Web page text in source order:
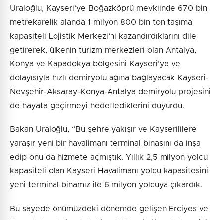
Uraloğlu, Kayseri’ye Boğazköprü mevkiinde 670 bin
metrekarelik alanda 1 milyon 800 bin ton taşıma
kapasiteli Lojistik Merkezi’ni kazandırdıklarını dile
getirerek, ülkenin turizm merkezleri olan Antalya,
Konya ve Kapadokya bölgesini Kayseri’ye ve
dolayısıyla hızlı demiryolu ağına bağlayacak Kayseri-
Nevşehir-Aksaray-Konya-Antalya demiryolu projesini
de hayata geçirmeyi hedeflediklerini duyurdu.
Bakan Uraloğlu, “Bu şehre yakışır ve Kayserililere
yaraşır yeni bir havalimanı terminal binasını da inşa
edip onu da hizmete açmıştık. Yıllık 2,5 milyon yolcu
kapasiteli olan Kayseri Havalimanı yolcu kapasitesini
yeni terminal binamız ile 6 milyon yolcuya çıkardık.
Bu sayede önümüzdeki dönemde gelişen Erciyes ve